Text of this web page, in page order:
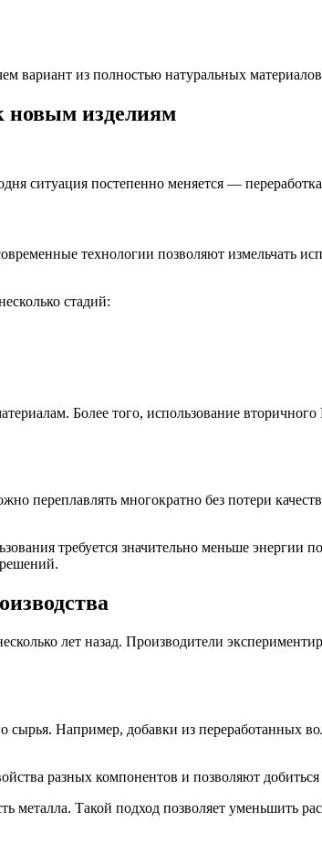
вариант из полностью натуральных
новым изделиям
ситуация постепенно меняется —
технологии позволяют измельчать
стадий:
Более того, использование
переплавлять многократно без потери
требуется значительно меньше энергии
лет назад. Производители
Например, добавки из переработанных
разных компонентов и позволяют
металла. Такой подход позволяет уменьшить